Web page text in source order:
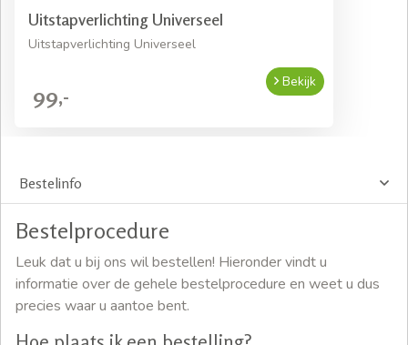
Uitstapverlichting Universeel
Uitstapverlichting Universeel
99,-
Bekijk
Bestelinfo
Bestelprocedure
Leuk dat u bij ons wil bestellen! Hieronder vindt u
informatie over de gehele bestelprocedure en weet u dus
precies waar u aantoe bent.